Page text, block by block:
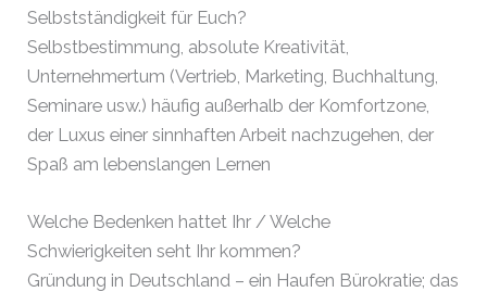
Selbstständigkeit für Euch?
Selbstbestimmung, absolute Kreativität,
Unternehmertum (Vertrieb, Marketing, Buchhaltung,
Seminare usw.) häufig außerhalb der Komfortzone,
der Luxus einer sinnhaften Arbeit nachzugehen, der
Spaß am lebenslangen Lernen
Welche Bedenken hattet Ihr / Welche
Schwierigkeiten seht Ihr kommen?
Gründung in Deutschland – ein Haufen Bürokratie; das